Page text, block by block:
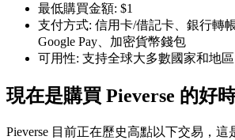
TradFi
最低購買金額: $1
支付方式: 信用卡/借記卡、銀行轉帳
Google Pay、加密貨幣錢包
可用性: 支持全球大多數國家和地區
現在是購買 Pieverse 的好
Pieverse 目前正在歷史高點以下交易，